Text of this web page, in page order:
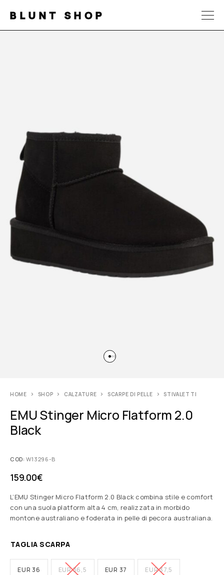
BLUNT SHOP
HOME SHOP CALZATURE SCARPE DI PELLE STIVALETTI
EMU Stinger Micro Flatform 2.0
Black
COD:W13296-B
159.00€
L’EMU Stinger Micro Flatform 2.0 Black combina stile e comfort
con una suola platform alta 4 cm, realizzata in morbido
montone australiano e foderata in pelle di pecora australiana.
TAGLIA SCARPA
EUR 36 EUR 36,5 EUR 37 EUR 37,5